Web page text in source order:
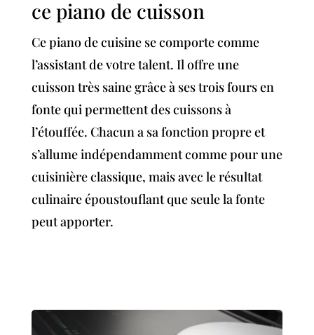
ce piano de cuisson
Ce piano de cuisine se comporte comme
l’assistant de votre talent. Il offre une
cuisson très saine grâce à ses trois fours en
fonte qui permettent des cuissons à
l’étouffée. Chacun a sa fonction propre et
s’allume indépendamment comme pour une
cuisinière classique, mais avec le résultat
culinaire époustouflant que seule la fonte
peut apporter.